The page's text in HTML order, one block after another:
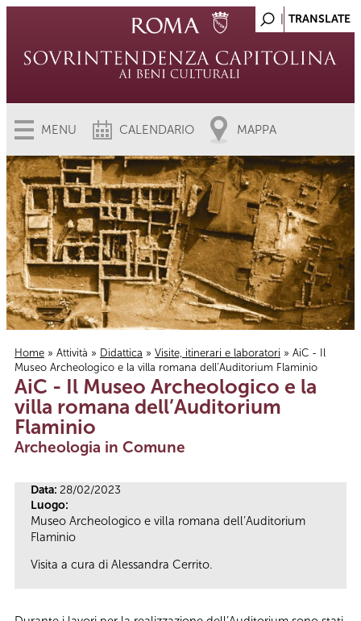
MENU CALENDARIO MAPPA
Tu sei qui
Home » Attività » Didattica » Visite, itinerari e laboratori » AiC - Il
Museo Archeologico e la villa romana dell’Auditorium Flaminio
AiC - Il Museo Archeologico e la
villa romana dell’Auditorium
Flaminio
Archeologia in Comune
Data: 28/02/2023
Luogo:
Museo Archeologico e villa romana dell’Auditorium
Flaminio
Visita a cura di Alessandra Cerrito.